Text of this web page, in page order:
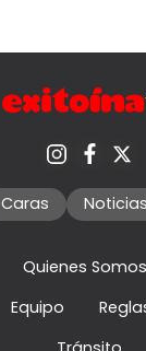
Caras Noticias
Quienes Somos
Equipo